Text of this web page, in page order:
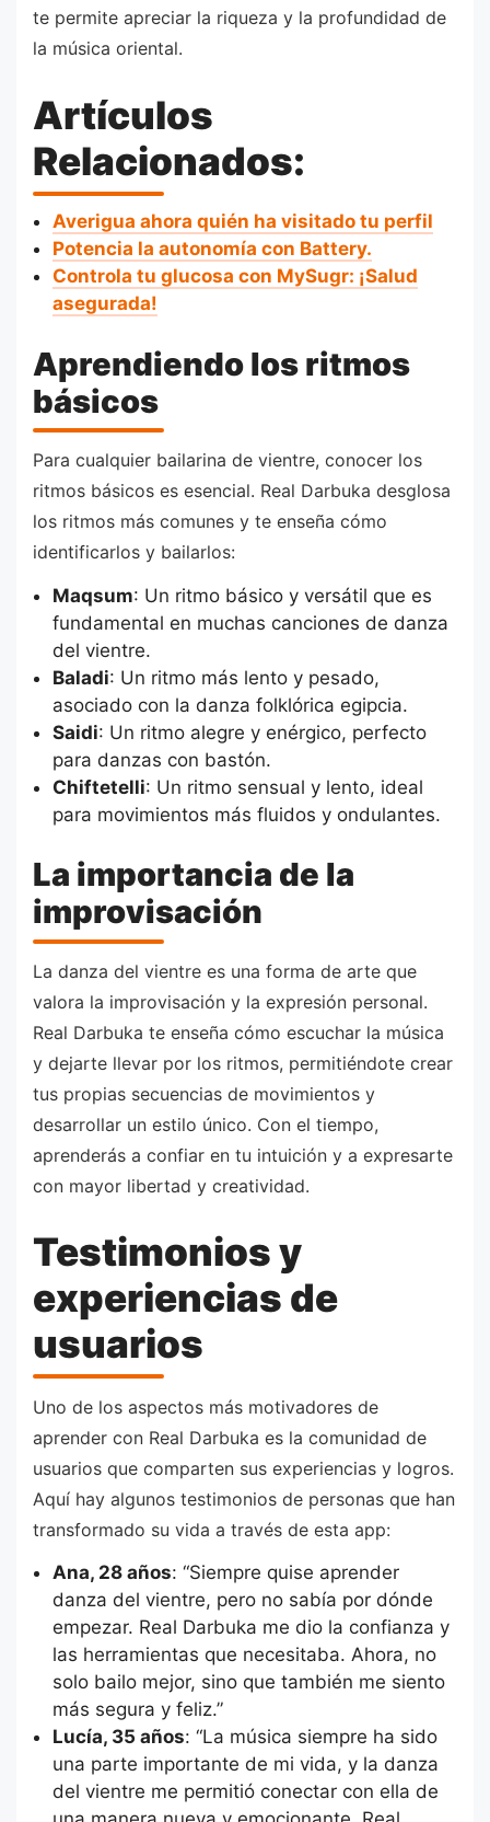
te permite apreciar la riqueza y la profundidad de
la música oriental.
Artículos
Relacionados:
Averigua ahora quién ha visitado tu perfil
Potencia la autonomía con Battery.
Controla tu glucosa con MySugr: ¡Salud
asegurada!
Aprendiendo los ritmos
básicos
Para cualquier bailarina de vientre, conocer los
ritmos básicos es esencial. Real Darbuka desglosa
los ritmos más comunes y te enseña cómo
identificarlos y bailarlos:
Maqsum: Un ritmo básico y versátil que es
fundamental en muchas canciones de danza
del vientre.
Baladi: Un ritmo más lento y pesado,
asociado con la danza folklórica egipcia.
Saidi: Un ritmo alegre y enérgico, perfecto
para danzas con bastón.
Chiftetelli: Un ritmo sensual y lento, ideal
para movimientos más fluidos y ondulantes.
La importancia de la
improvisación
La danza del vientre es una forma de arte que
valora la improvisación y la expresión personal.
Real Darbuka te enseña cómo escuchar la música
y dejarte llevar por los ritmos, permitiéndote crear
tus propias secuencias de movimientos y
desarrollar un estilo único. Con el tiempo,
aprenderás a confiar en tu intuición y a expresarte
con mayor libertad y creatividad.
Testimonios y
experiencias de
usuarios
Uno de los aspectos más motivadores de
aprender con Real Darbuka es la comunidad de
usuarios que comparten sus experiencias y logros.
Aquí hay algunos testimonios de personas que han
transformado su vida a través de esta app:
Ana, 28 años: “Siempre quise aprender
danza del vientre, pero no sabía por dónde
empezar. Real Darbuka me dio la confianza y
las herramientas que necesitaba. Ahora, no
solo bailo mejor, sino que también me siento
más segura y feliz.”
Lucía, 35 años: “La música siempre ha sido
una parte importante de mi vida, y la danza
del vientre me permitió conectar con ella de